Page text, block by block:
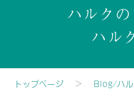
ハルク
ハル
トップページ Blog/ハル